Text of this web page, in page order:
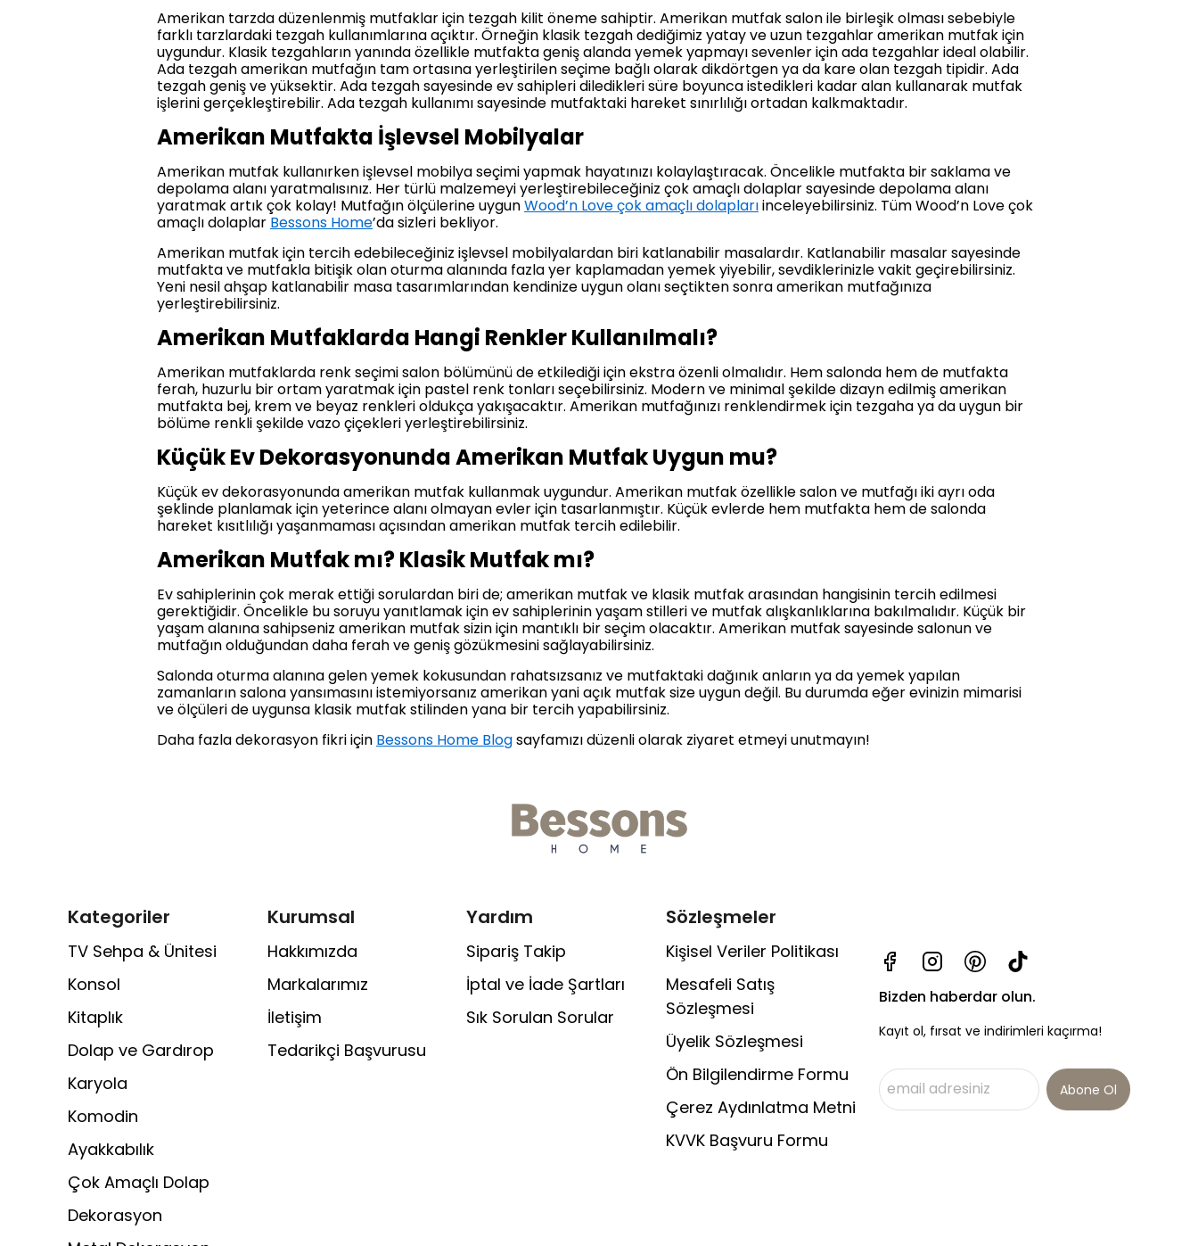
Amerikan tarzda düzenlenmiş mutfaklar için tezgah kilit öneme sahiptir. Amerikan mutfak salon ile birleşik olması sebebiyle
farklı tarzlardaki tezgah kullanımlarına açıktır. Örneğin klasik tezgah dediğimiz yatay ve uzun tezgahlar amerikan mutfak için
uygundur. Klasik tezgahların yanında özellikle mutfakta geniş alanda yemek yapmayı sevenler için ada tezgahlar ideal olabilir.
Ada tezgah amerikan mutfağın tam ortasına yerleştirilen seçime bağlı olarak dikdörtgen ya da kare olan tezgah tipidir. Ada
tezgah geniş ve yüksektir. Ada tezgah sayesinde ev sahipleri diledikleri süre boyunca istedikleri kadar alan kullanarak mutfak
işlerini gerçekleştirebilir. Ada tezgah kullanımı sayesinde mutfaktaki hareket sınırlılığı ortadan kalkmaktadır.
Amerikan Mutfakta İşlevsel Mobilyalar
Amerikan mutfak kullanırken işlevsel mobilya seçimi yapmak hayatınızı kolaylaştıracak. Öncelikle mutfakta bir saklama ve
depolama alanı yaratmalısınız. Her türlü malzemeyi yerleştirebileceğiniz çok amaçlı dolaplar sayesinde depolama alanı
yaratmak artık çok kolay! Mutfağın ölçülerine uygunWood’n Love çok amaçlı dolaplarıinceleyebilirsiniz. Tüm Wood’n Love çok
amaçlı dolaplar Bessons Home’da sizleri bekliyor.
Amerikan mutfak için tercih edebileceğiniz işlevsel mobilyalardan biri katlanabilir masalardır. Katlanabilir masalar sayesinde
mutfakta ve mutfakla bitişik olan oturma alanında fazla yer kaplamadan yemek yiyebilir, sevdiklerinizle vakit geçirebilirsiniz.
Yeni nesil ahşap katlanabilir masa tasarımlarından kendinize uygun olanı seçtikten sonra amerikan mutfağınıza
yerleştirebilirsiniz.
Amerikan Mutfaklarda Hangi Renkler Kullanılmalı?
Amerikan mutfaklarda renk seçimi salon bölümünü de etkilediği için ekstra özenli olmalıdır. Hem salonda hem de mutfakta
ferah, huzurlu bir ortam yaratmak için pastel renk tonları seçebilirsiniz. Modern ve minimal şekilde dizayn edilmiş amerikan
mutfakta bej, krem ve beyaz renkleri oldukça yakışacaktır. Amerikan mutfağınızı renklendirmek için tezgaha ya da uygun bir
bölüme renkli şekilde vazo çiçekleri yerleştirebilirsiniz.
Küçük Ev Dekorasyonunda Amerikan Mutfak Uygun mu?
Küçük ev dekorasyonunda amerikan mutfak kullanmak uygundur. Amerikan mutfak özellikle salon ve mutfağı iki ayrı oda
şeklinde planlamak için yeterince alanı olmayan evler için tasarlanmıştır. Küçük evlerde hem mutfakta hem de salonda
hareket kısıtlılığı yaşanmaması açısından amerikan mutfak tercih edilebilir.
Amerikan Mutfak mı? Klasik Mutfak mı?
Ev sahiplerinin çok merak ettiği sorulardan biri de; amerikan mutfak ve klasik mutfak arasından hangisinin tercih edilmesi
gerektiğidir. Öncelikle bu soruyu yanıtlamak için ev sahiplerinin yaşam stilleri ve mutfak alışkanlıklarına bakılmalıdır. Küçük bir
yaşam alanına sahipseniz amerikan mutfak sizin için mantıklı bir seçim olacaktır. Amerikan mutfak sayesinde salonun ve
mutfağın olduğundan daha ferah ve geniş gözükmesini sağlayabilirsiniz.
Salonda oturma alanına gelen yemek kokusundan rahatsızsanız ve mutfaktaki dağınık anların ya da yemek yapılan
zamanların salona yansımasını istemiyorsanız amerikan yani açık mutfak size uygun değil. Bu durumda eğer evinizin mimarisi
ve ölçüleri de uygunsa klasik mutfak stilinden yana bir tercih yapabilirsiniz.
Daha fazla dekorasyon fikri için Bessons Home Blogsayfamızı düzenli olarak ziyaret etmeyi unutmayın!
Kategoriler
TV Sehpa & Ünitesi
Konsol
Kitaplık
Dolap ve Gardırop
Karyola
Komodin
Ayakkabılık
Çok Amaçlı Dolap
Dekorasyon
Kurumsal
Hakkımızda
Markalarımız
İletişim
Tedarikçi Başvurusu
Yardım
Sipariş Takip
İptal ve İade Şartları
Sık Sorulan Sorular
Sözleşmeler
Kişisel Veriler Politikası
Mesafeli Satış
Sözleşmesi
Üyelik Sözleşmesi
Ön Bilgilendirme Formu
Çerez Aydınlatma Metni
KVVK Başvuru Formu
Bizden haberdar olun.
Kayıt ol, fırsat ve indirimleri kaçırma!
Abone Ol